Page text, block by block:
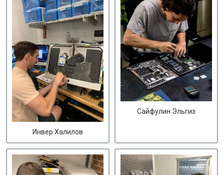
Инвер Халилов
Сайфулин Эльгиз